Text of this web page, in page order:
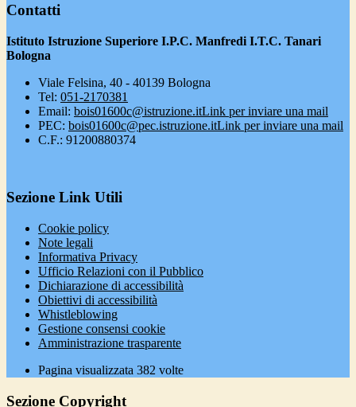
Contatti
Istituto Istruzione Superiore I.P.C. Manfredi I.T.C. Tanari
Bologna
Viale Felsina, 40 - 40139 Bologna
Tel: 051-2170381
Email: bois01600c@istruzione.itLink per inviare una mail
PEC: bois01600c@pec.istruzione.itLink per inviare una mail
C.F.: 91200880374
Sezione Link Utili
Cookie policy
Note legali
Informativa Privacy
Ufficio Relazioni con il Pubblico
Dichiarazione di accessibilità
Obiettivi di accessibilità
Whistleblowing
Gestione consensi cookie
Amministrazione trasparente
Pagina visualizzata 382 volte
Sezione Copyright